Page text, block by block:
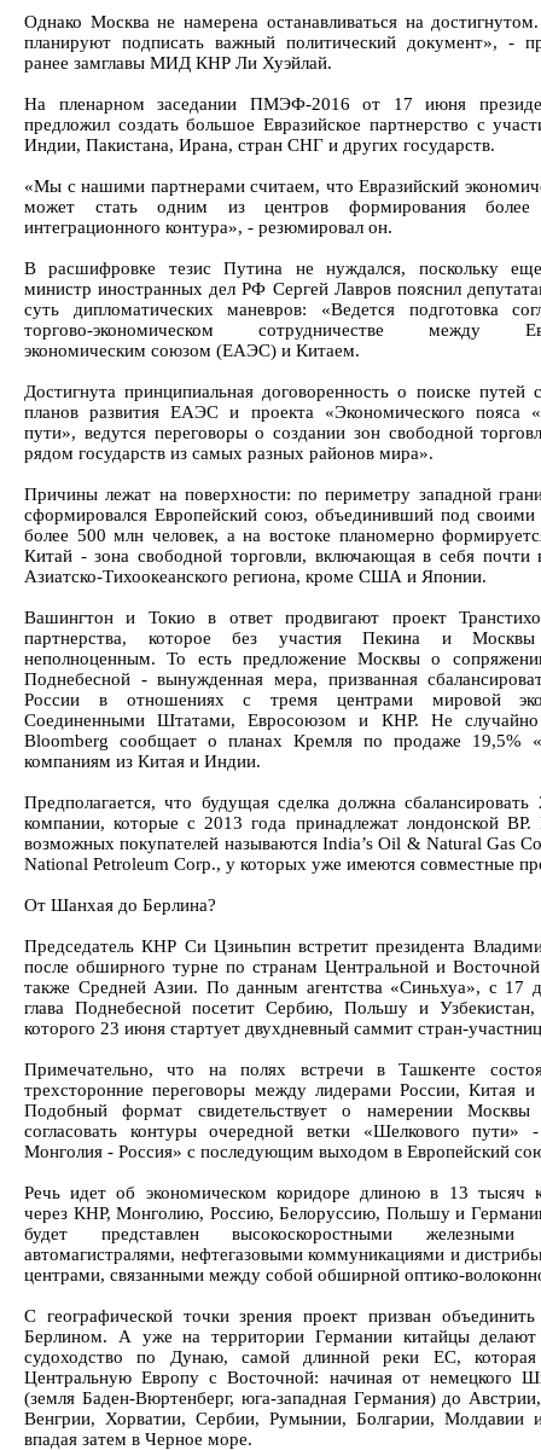
Однако Москва не намерена останавливаться на
планируют подписать важный политический документ», -
ранее замглавы МИД КНР Ли Хуэйлай.
На пленарном заседании ПМЭФ-2016 от 17 июня
предложил создать большое Евразийское партнерство с
Индии, Пакистана, Ирана, стран СНГ и других государств.
«Мы с нашими партнерами считаем, что Евразийский
может стать одним из центров формирования более
интеграционного контура», - резюмировал он.
В расшифровке тезис Путина не нуждался, поскольку
министр иностранных дел РФ Сергей Лавров пояснил
суть дипломатических маневров: «Ведется подготовка
торгово-экономическом сотрудничестве между
экономическим союзом (ЕАЭС) и Китаем.
Достигнута принципиальная договоренность о поиске путей
планов развития ЕАЭС и проекта «Экономического пояса
пути», ведутся переговоры о создании зон свободной
рядом государств из самых разных районов мира».
Причины лежат на поверхности: по периметру западной
сформировался Европейский союз, объединивший под своими
более 500 млн человек, а на востоке планомерно
Китай - зона свободной торговли, включающая в себя почти
Азиатско-Тихоокеанского региона, кроме США и Японии.
Вашингтон и Токио в ответ продвигают проект
партнерства, которое без участия Пекина и Москвы
неполноценным. То есть предложение Москвы о
Поднебесной - вынужденная мера, призванная
России в отношениях с тремя центрами мировой
Соединенными Штатами, Евросоюзом и КНР. Не случайно
Bloomberg сообщает о планах Кремля по продаже 19,5%
компаниям из Китая и Индии.
Предполагается, что будущая сделка должна сбалансировать
компании, которые с 2013 года принадлежат лондонской BP.
возможных покупателей называются India’s Oil & Natural Gas
National Petroleum Corp., у которых уже имеются совместные
От Шанхая до Берлина?
Председатель КНР Си Цзиньпин встретит президента
после обширного турне по странам Центральной и
также Средней Азии. По данным агентства «Синьхуа», с 17
глава Поднебесной посетит Сербию, Польшу и Узбекистан,
которого 23 июня стартует двухдневный саммит стран-
Примечательно, что на полях встречи в Ташкенте
трехсторонние переговоры между лидерами России, Китая
Подобный формат свидетельствует о намерении
согласовать контуры очередной ветки «Шелкового
Монголия - Россия» с последующим выходом в Европейский
Речь идет об экономическом коридоре длиною в 13 тысяч
через КНР, Монголию, Россию, Белоруссию, Польшу и
будет представлен высокоскоростными железными
автомагистралями, нефтегазовыми коммуникациями и
центрами, связанными между собой обширной оптико-
С географической точки зрения проект призван
Берлином. А уже на территории Германии китайцы делают
судоходство по Дунаю, самой длинной реки ЕС, которая
Центральную Европу с Восточной: начиная от немецкого
(земля Баден-Вюртенберг, юга-западная Германия) до
Венгрии, Хорватии, Сербии, Румынии, Болгарии, Молдавии
впадая затем в Черное море.